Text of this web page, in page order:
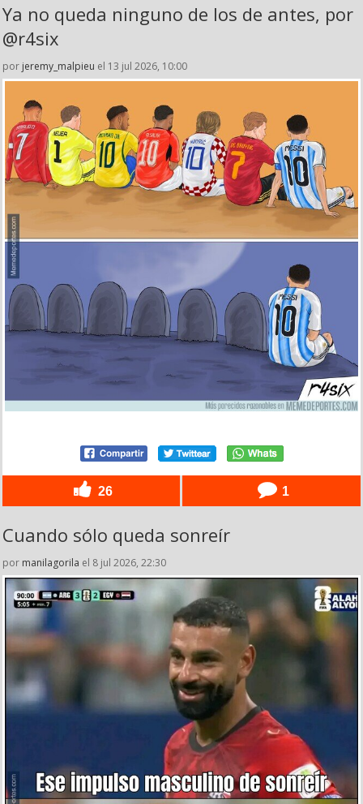
Ya no queda ninguno de los de antes, por
@r4six
por jeremy_malpieu el 13 jul 2026, 10:00
26 1
Cuando sólo queda sonreír
por manilagorila el 8 jul 2026, 22:30